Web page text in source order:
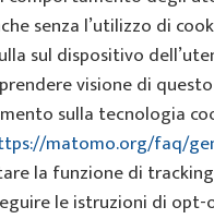
senza l’utilizzo di
sul dispositivo
visione di questo
sulla tecnologia
matomo.org/faq/
la funzione di
le istruzioni di opt-